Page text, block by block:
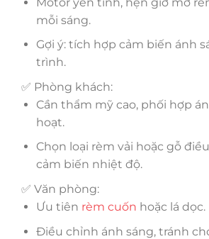
mỗi sáng.
Gợi ý: tích hợp cảm biến ánh
trình.
✅ Phòng khách:
Cần thẩm mỹ cao, phối hợp
hoạt.
Chọn loại rèm vải hoặc gỗ
cảm biến nhiệt độ.
✅ Văn phòng:
Ưu tiên rèm cuốn hoặc lá dọc.
Điều chỉnh ánh sáng, tránh